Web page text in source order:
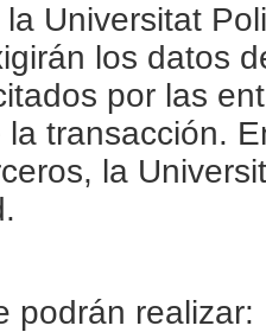
Universitat
los datos
por las
transacción.
la
podrán realizar: